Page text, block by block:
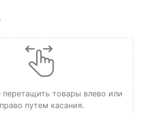
товары влево или
путем касания.